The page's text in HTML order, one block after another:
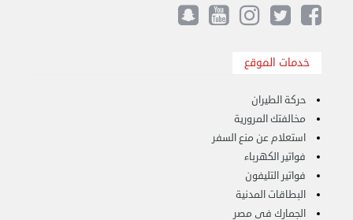
الأحد 17 سبتمبر 2023 01:24 مخدمات الموقع
حركة الطيران
مخالفتك المرورية
استعلام عن منع السفر
فواتير الكهرباء
فواتير التليفون
البطاقات المدنية
الجمارك فى مصر